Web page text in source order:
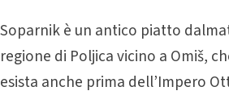
Soparnik è un antico piatto
regione di Poljica vicino a Omiš,
esista anche prima dell’Impero